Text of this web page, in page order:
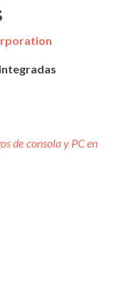
de consola y PC en